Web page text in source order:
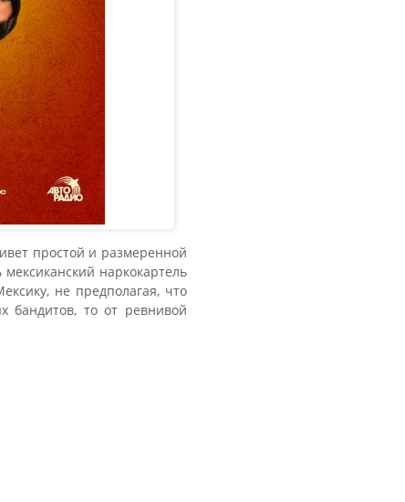
простой и размеренной
наркокартель
не предполагая, что
бандитов, то от ревнивой